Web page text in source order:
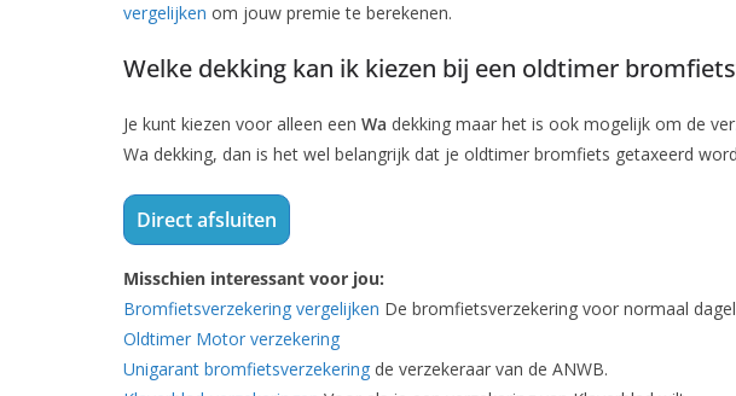
vergelijken om jouw premie te berekenen.
Welke dekking kan ik kiezen bij een oldtimer
Je kunt kiezen voor alleen een Wa dekking maar het is ook mogelijk om de
Wa dekking, dan is het wel belangrijk dat je oldtimer bromfiets getaxeerd
Direct afsluiten
Misschien interessant voor jou:
Bromfietsverzekering vergelijken De bromfietsverzekering voor normaal
Oldtimer Motor verzekering
Unigarant bromfietsverzekering de verzekeraar van de ANWB.